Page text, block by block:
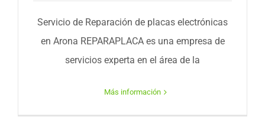
Servicio de Reparación de placas electrónicas
en Arona REPARAPLACA es una empresa de
servicios experta en el área de la
Más información